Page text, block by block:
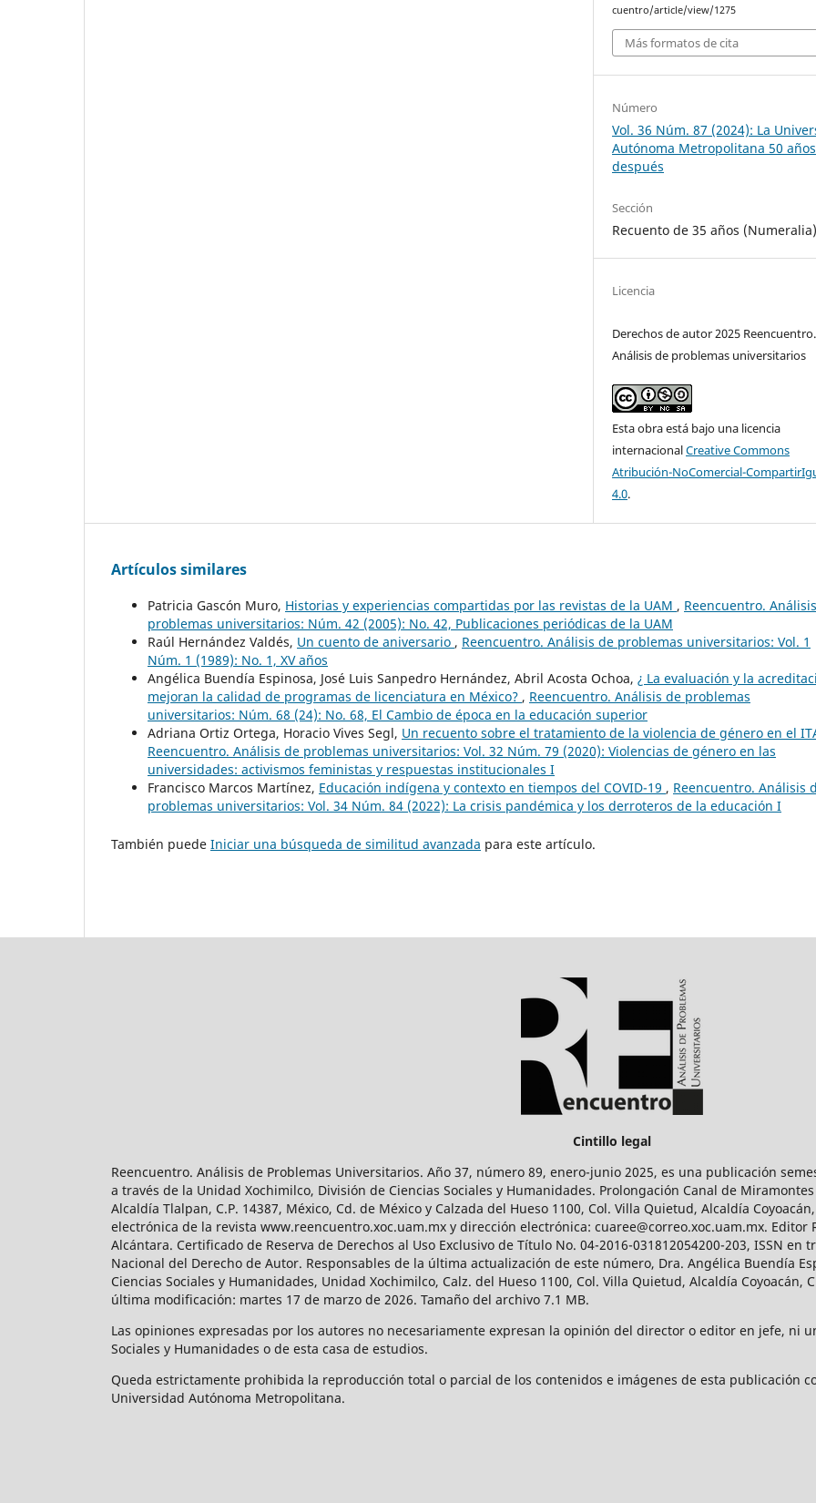
cuentro/article/view/1275
Más formatos de cita
Número
Vol. 36 Núm. 87 (2024): La
Autónoma Metropolitana 50 años
después
Sección
Recuento de 35 años (Numeralia)
Licencia
Derechos de autor 2025 Reencuentro.
Análisis de problemas universitarios
Esta obra está bajo una licencia
internacionalCreative Commons
Atribución-NoComercial-
4.0.
Artículos similares
Patricia Gascón Muro, Historias y experiencias compartidas por las revistas de la UAM , Reencuentro.
problemas universitarios: Núm. 42 (2005): No. 42, Publicaciones periódicas de la UAM
Raúl Hernández Valdés, Un cuento de aniversario , Reencuentro. Análisis de problemas universitarios: Vol. 1
Núm. 1 (1989): No. 1, XV años
Angélica Buendía Espinosa, José Luis Sanpedro Hernández, Abril Acosta Ochoa, ¿ La evaluación y la
mejoran la calidad de programas de licenciatura en México? , Reencuentro. Análisis de problemas
universitarios: Núm. 68 (24): No. 68, El Cambio de época en la educación superior
Adriana Ortiz Ortega, Horacio Vives Segl, Un recuento sobre el tratamiento de la violencia de género en el
Reencuentro. Análisis de problemas universitarios: Vol. 32 Núm. 79 (2020): Violencias de género en las
universidades: activismos feministas y respuestas institucionales I
Francisco Marcos Martínez, Educación indígena y contexto en tiempos del COVID-19 , Reencuentro. Análisis
problemas universitarios: Vol. 34 Núm. 84 (2022): La crisis pandémica y los derroteros de la educación I
También puede Iniciar una búsqueda de similitud avanzada para este artículo.
Cintillo legal
Reencuentro. Análisis de Problemas Universitarios. Año 37, número 89, enero-junio 2025, es una publicación
a través de la Unidad Xochimilco, División de Ciencias Sociales y Humanidades. Prolongación Canal de Miramontes
Alcaldía Tlalpan, C.P. 14387, México, Cd. de México y Calzada del Hueso 1100, Col. Villa Quietud, Alcaldía
electrónica de la revista www.reencuentro.xoc.uam.mx y dirección electrónica: cuaree@correo.xoc.uam.mx. Editor
Alcántara. Certificado de Reserva de Derechos al Uso Exclusivo de Título No. 04-2016-031812054200-203, ISSN
Nacional del Derecho de Autor. Responsables de la última actualización de este número, Dra. Angélica Buendía
Ciencias Sociales y Humanidades, Unidad Xochimilco, Calz. del Hueso 1100, Col. Villa Quietud, Alcaldía Coyoacán,
última modificación: martes 17 de marzo de 2026. Tamaño del archivo 7.1 MB.
Las opiniones expresadas por los autores no necesariamente expresan la opinión del director o editor en jefe, ni
Sociales y Humanidades o de esta casa de estudios.
Queda estrictamente prohibida la reproducción total o parcial de los contenidos e imágenes de esta publicación
Universidad Autónoma Metropolitana.